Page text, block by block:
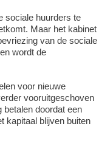
sociale huurders te
Maar het kabinet
van de sociale
wordt de
voor nieuwe
vooruitgeschoven
doordat een
kapitaal blijven buiten